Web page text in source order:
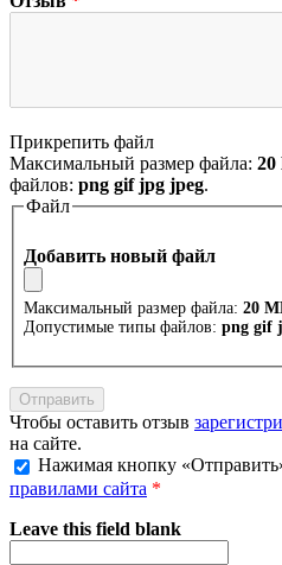
Прикрепить файл
Максимальный размер файла:
файлов: png gif jpg jpeg.
Файл
Добавить новый файл
Максимальный размер файла: 20
Допустимые типы файлов: png gif
Чтобы оставить отзыв
на сайте.
Нажимая кнопку
правилами сайта *
Leave this field blank